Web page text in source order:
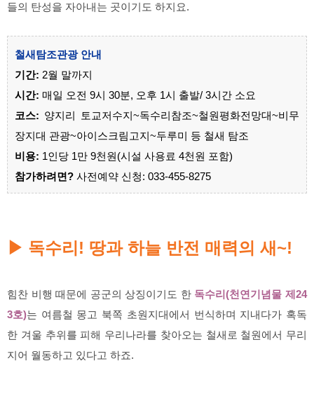
들의 탄성을 자아내는 곳이기도 하지요.
철새탐조관광 안내
기간: 2월 말까지
시간: 매일 오전 9시 30분, 오후 1시 출발/ 3시간 소요
코스: 양지리 토교저수지~독수리참조~철원평화전망대~비무
장지대 관광~아이스크림고지~두루미 등 철새 탐조
비용: 1인당 1만 9천원(시설 사용료 4천원 포함)
참가하려면? 사전예약 신청: 033-455-8275
▶ 독수리! 땅과 하늘 반전 매력의 새~!
힘찬 비행 때문에 공군의 상징이기도 한 독수리(천연기념물 제24
3호)는 여름철 몽고 북쪽 초원지대에서 번식하며 지내다가 혹독
한 겨울 추위를 피해 우리나라를 찾아오는 철새로 철원에서 무리
지어 월동하고 있다고 하죠.